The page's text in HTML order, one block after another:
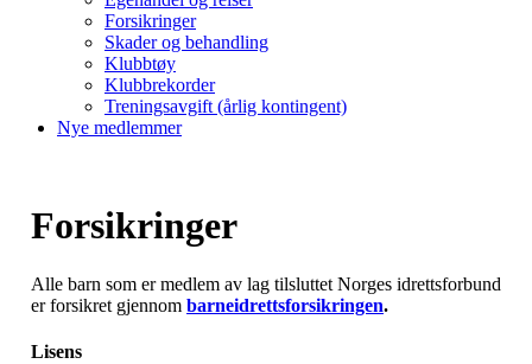
Forsikringer
Skader og behandling
Klubbtøy
Klubbrekorder
Treningsavgift (årlig kontingent)
Nye medlemmer
Forsikringer
Alle barn som er medlem av lag tilsluttet Norges idrettsforbund
er forsikret gjennom barneidrettsforsikringen.
Lisens